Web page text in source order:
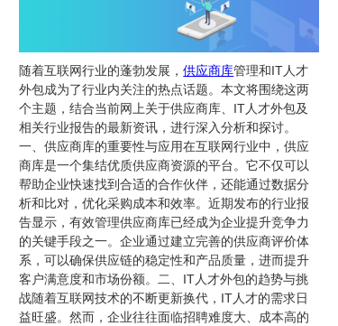
随着互联网行业的蓬勃发展，供应商库管理和IT人才
外包成为了行业内关注的热点话题。本文将围绕这两
个主题，结合当前网上关于供应商库、IT人才外包及
相关行业报告的最新资讯，进行深入分析和探讨。
一、供应商库的重要性与应用在互联网行业中，供应
商库是一个集结优质供应商资源的平台。它不仅可以
帮助企业快速找到合适的合作伙伴，还能通过数据分
析和比对，优化采购成本和效率。近期发布的行业报
告显示，有效管理供应商库已经成为企业提升竞争力
的关键手段之一。企业通过建立完善的供应商评价体
系，可以确保供应链的稳定性和产品质量，进而提升
客户满意度和市场份额。二、IT人才外包的趋势与挑
战随着互联网技术的不断更新换代，IT人才的需求日
益旺盛。然而，企业往往面临招聘难度大、成本高的